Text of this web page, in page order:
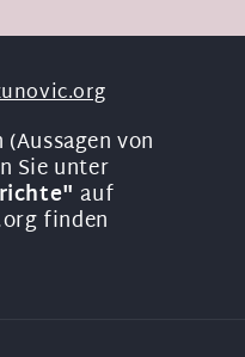
von
Sie unter
auf
finden